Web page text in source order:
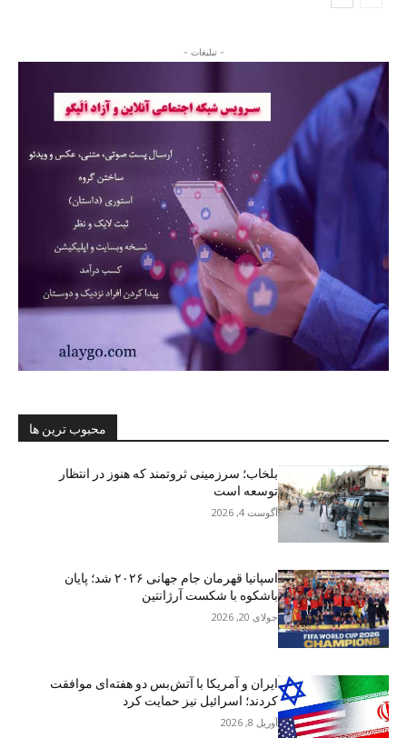
- تبلیغات -
محبوب ترین ها
بلخاب؛ سرزمینی ثروتمند که هنوز در انتظار
توسعه است
آگوست 4, 2026
اسپانیا قهرمان جام جهانی ۲۰۲۶ شد؛ پایان
باشکوه با شکست آرژانتین
جولای 20, 2026
ایران و آمریکا با آتش‌بس دو هفته‌ای موافقت
کردند؛ اسرائیل نیز حمایت کرد
آوریل 8, 2026